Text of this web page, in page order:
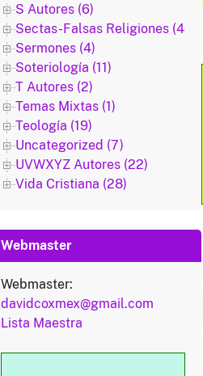
S Autores (6)
Sectas-Falsas Religiones (48)
Sermones (4)
Soteriología (11)
T Autores (2)
Temas Mixtas (1)
Teología (19)
Uncategorized (7)
UVWXYZ Autores (22)
Vida Cristiana (28)
Webmaster
Webmaster:
davidcoxmex@gmail.com
Lista Maestra